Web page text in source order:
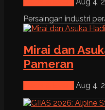
Aug 4,
Persaingan industri
Mirai dan
Pameran
Aug 4,